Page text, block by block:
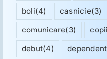
boli(4) casnicie(3)
comunicare(3) copii
debut(4)